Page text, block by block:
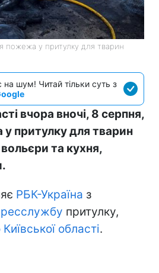
пожежа у притулку для тварин
на шум! Читай тільки суть з
вчора вночі, 8 серпня,
притулку для тварин
вольєри та кухня,
РБК-Україна з
притулку,
Київської області.